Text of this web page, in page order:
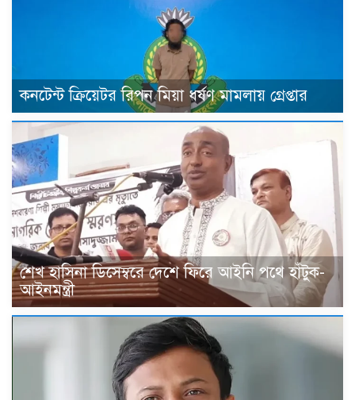
কনটেন্ট ক্রিয়েটর রিপন মিয়া ধর্ষণ মামলায় গ্রেপ্তার
শেখ হাসিনা ডিসেম্বরে দেশে ফিরে আইনি পথে হাঁটুক-
আইনমন্ত্রী